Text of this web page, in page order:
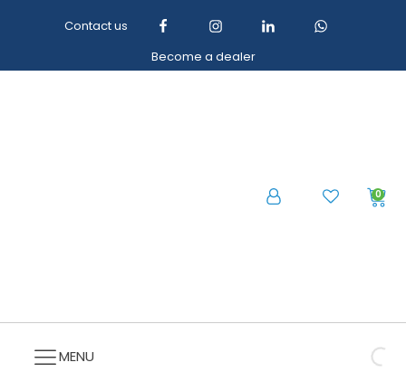
Contact us
Become a dealer
0
MENU